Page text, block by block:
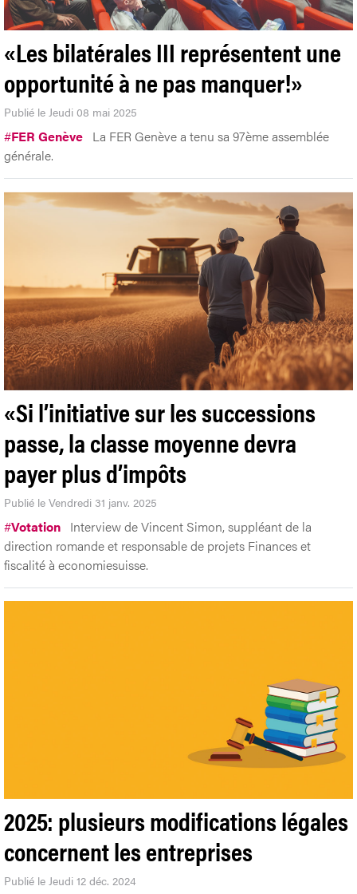
«Les bilatérales III représentent une
opportunité à ne pas manquer!»
Publié le Jeudi 08 mai 2025
#FER Genève La FER Genève a tenu sa 97ème assemblée
générale.
«Si l’initiative sur les successions
passe, la classe moyenne devra
payer plus d’impôts
Publié le Vendredi 31 janv. 2025
#Votation Interview de Vincent Simon, suppléant de la
direction romande et responsable de projets Finances et
fiscalité à economiesuisse.
2025: plusieurs modifications légales
concernent les entreprises
Publié le Jeudi 12 déc. 2024